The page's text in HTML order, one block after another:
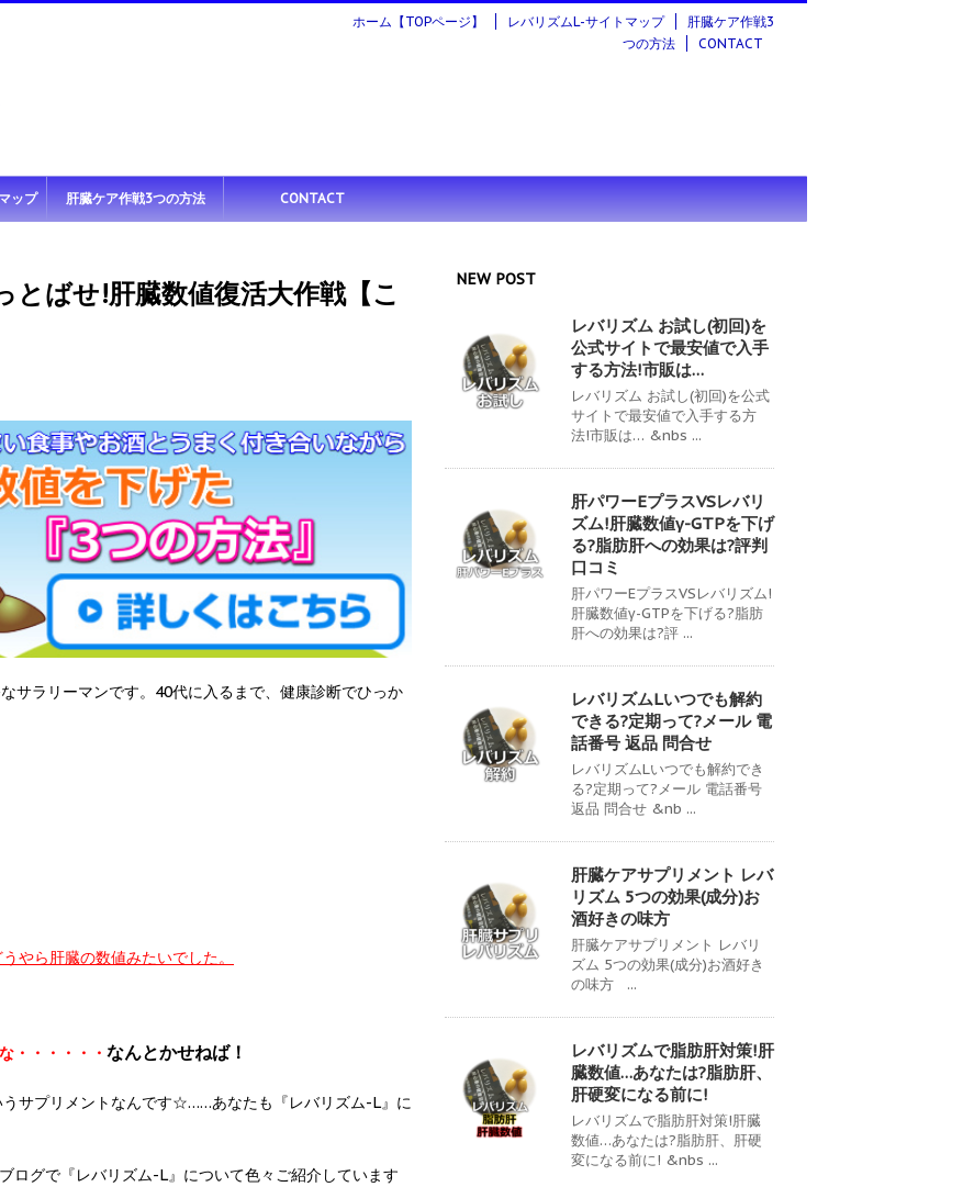
ホーム【TOPページ】 レバリズムL-サイトマップ
肝臓ケア作戦3
つの方法
CONTACT
ップ 肝臓ケア作戦3つの方法 CONTACT
とばせ!肝臓数値復活大作戦【こ
サラリーマンです。 40代に入るまで、健康診断でひっか
うやら肝臓の数値みたいでした。
・・・・・・ なんとかせねば！
うサプリメントなんです☆……あなたも『レバリズム-L』に
ログで『レバリズム-L』について色々ご紹介しています
NEW POST
レバリズム お試し(初回)を
公式サイトで最安値で入手
する方法!市販は…
レバリズム お試し(初回)を公式
サイトで最安値で入手する方
法!市販は… &nbs ...
肝パワーEプラスVSレバリ
ズム!肝臓数値γ-GTPを下げ
る?脂肪肝への効果は?評判
口コミ
肝パワーEプラスVSレバリズム!
肝臓数値γ-GTPを下げる?脂肪
肝への効果は?評 ...
レバリズムLいつでも解約
できる?定期って?メール 電
話番号 返品 問合せ
レバリズムLいつでも解約でき
る?定期って?メール 電話番号
返品 問合せ &nb ...
肝臓ケアサプリメント レバ
リズム 5つの効果(成分)お
酒好きの味方
肝臓ケアサプリメント レバリ
ズム 5つの効果(成分)お酒好き
の味方 ...
レバリズムで脂肪肝対策!肝
臓数値…あなたは?脂肪肝、
肝硬変になる前に!
レバリズムで脂肪肝対策!肝臓
数値…あなたは?脂肪肝、肝硬
変になる前に! &nbs ...